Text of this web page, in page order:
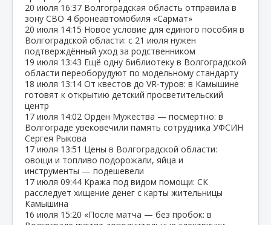
20 июля 16:37 Волгоградская область отправила в
зону СВО 4 бронеавтомобиля «Сармат»
20 июля 14:15 Новое условие для единого пособия в
Волгоградской области: с 21 июля нужен
подтверждённый уход за родственником
19 июля 13:43 Ещё одну библиотеку в Волгоградской
области переоборудуют по модельному стандарту
18 июля 13:14 От квестов до VR‑туров: в Камышине
готовят к открытию детский просветительский
центр
17 июля 14:02 Орден Мужества — посмертно: в
Волгограде увековечили память сотрудника УФСИН
Сергея Рыкова
17 июля 13:51 Цены в Волгоградской области:
овощи и топливо подорожали, яйца и
инструменты — подешевели
17 июля 09:44 Кража под видом помощи: СК
расследует хищение денег с карты жительницы
Камышина
16 июля 15:20 «После матча — без пробок: в